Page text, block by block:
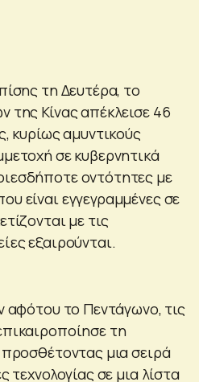
τη Δευτέρα, το
της Κίνας απέκλεισε 46
κυρίως αμυντικούς
σε κυβερνητικά
οντότητες με
είναι εγγεγραμμένες σε
με τις
εξαιρούνται.
αφότου το Πεντάγωνο, τις
τη
μια σειρά
τεχνολογίας σε μια λίστα